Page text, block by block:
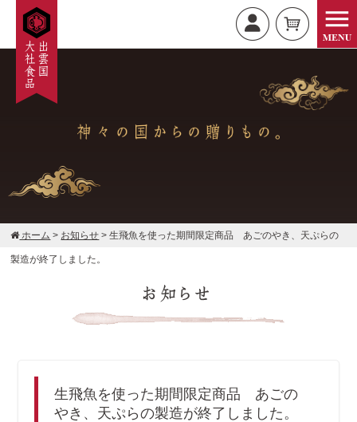
ホーム > お知らせ >生飛魚を使った期間限定商品 あごのやき、天ぷらの
製造が終了しました。
生飛魚を使った期間限定商品 あごの
やき、天ぷらの製造が終了しました。